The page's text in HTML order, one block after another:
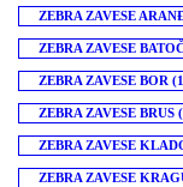
ZEBRA ZAVESE
ZEBRA ZAVESE
ZEBRA ZAVESE BOR
ZEBRA ZAVESE BRUS
ZEBRA ZAVESE
ZEBRA ZAVESE